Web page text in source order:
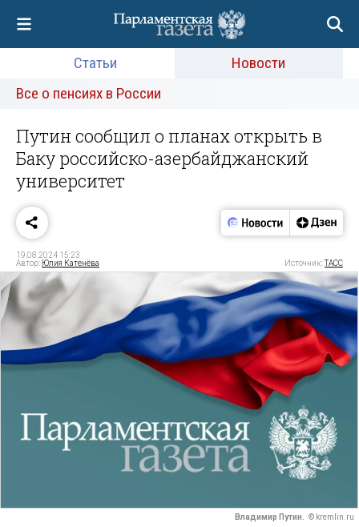
Статьи
Новости
Все о пенсиях в России
Путин сообщил о планах открыть в
Баку российско-азербайджанский
университет
19.08.2024 15:23
Автор: Юлия Катенёва Источник:ТАСС
Владимир Путин. © kremlin.ru